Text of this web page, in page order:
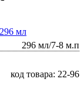
мл
296 мл/7-8 м.п
код товара: 22-96